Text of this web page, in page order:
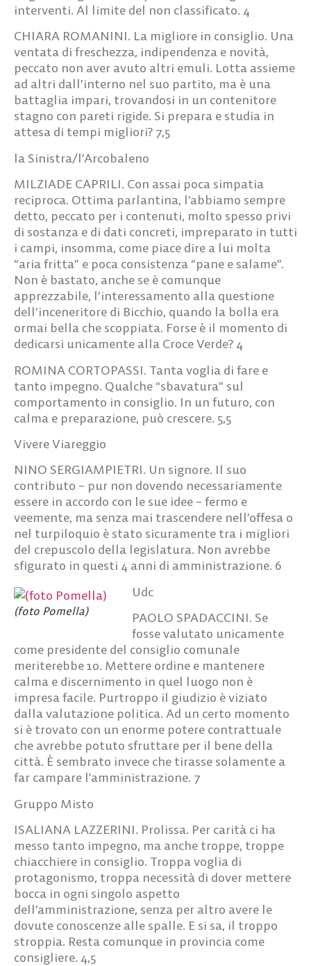
interventi. Al limite del non classificato. 4
CHIARA ROMANINI. La migliore in consiglio. Una
ventata di freschezza, indipendenza e novità,
peccato non aver avuto altri emuli. Lotta assieme
ad altri dall’interno nel suo partito, ma è una
battaglia impari, trovandosi in un contenitore
stagno con pareti rigide. Si prepara e studia in
attesa di tempi migliori? 7,5
la Sinistra/l’Arcobaleno
MILZIADE CAPRILI. Con assai poca simpatia
reciproca. Ottima parlantina, l’abbiamo sempre
detto, peccato per i contenuti, molto spesso privi
di sostanza e di dati concreti, impreparato in tutti
i campi, insomma, come piace dire a lui molta
“aria fritta” e poca consistenza “pane e salame”.
Non è bastato, anche se è comunque
apprezzabile, l’interessamento alla questione
dell’inceneritore di Bicchio, quando la bolla era
ormai bella che scoppiata. Forse è il momento di
dedicarsi unicamente alla Croce Verde? 4
ROMINA CORTOPASSI. Tanta voglia di fare e
tanto impegno. Qualche “sbavatura” sul
comportamento in consiglio. In un futuro, con
calma e preparazione, può crescere. 5,5
Vivere Viareggio
NINO SERGIAMPIETRI. Un signore. Il suo
contributo – pur non dovendo necessariamente
essere in accordo con le sue idee – fermo e
veemente, ma senza mai trascendere nell’offesa o
nel turpiloquio è stato sicuramente tra i migliori
del crepuscolo della legislatura. Non avrebbe
sfigurato in questi 4 anni di amministrazione. 6
(foto Pomella)
Udc
PAOLO SPADACCINI. Se
fosse valutato unicamente
come presidente del consiglio comunale
meriterebbe 10. Mettere ordine e mantenere
calma e discernimento in quel luogo non è
impresa facile. Purtroppo il giudizio è viziato
dalla valutazione politica. Ad un certo momento
si è trovato con un enorme potere contrattuale
che avrebbe potuto sfruttare per il bene della
città. È sembrato invece che tirasse solamente a
far campare l’amministrazione. 7
Gruppo Misto
ISALIANA LAZZERINI. Prolissa. Per carità ci ha
messo tanto impegno, ma anche troppe, troppe
chiacchiere in consiglio. Troppa voglia di
protagonismo, troppa necessità di dover mettere
bocca in ogni singolo aspetto
dell’amministrazione, senza per altro avere le
dovute conoscenze alle spalle. E si sa, il troppo
stroppia. Resta comunque in provincia come
consigliere. 4,5